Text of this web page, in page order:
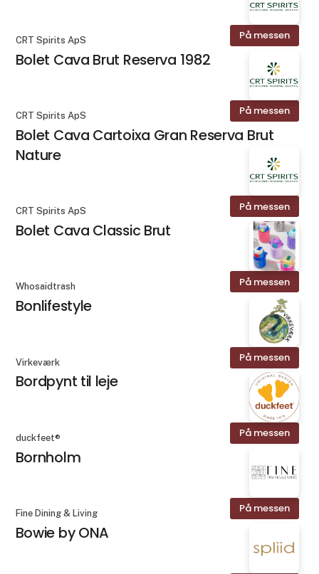
På messen
CRT Spirits ApS
Bolet Cava Brut Reserva 1982
På messen
CRT Spirits ApS
Bolet Cava Cartoixa Gran Reserva Brut
Nature
På messen
CRT Spirits ApS
Bolet Cava Classic Brut
På messen
Whosaidtrash
Bonlifestyle
På messen
Virkeværk
Bordpynt til leje
På messen
duckfeet®
Bornholm
På messen
Fine Dining & Living
Bowie by ONA